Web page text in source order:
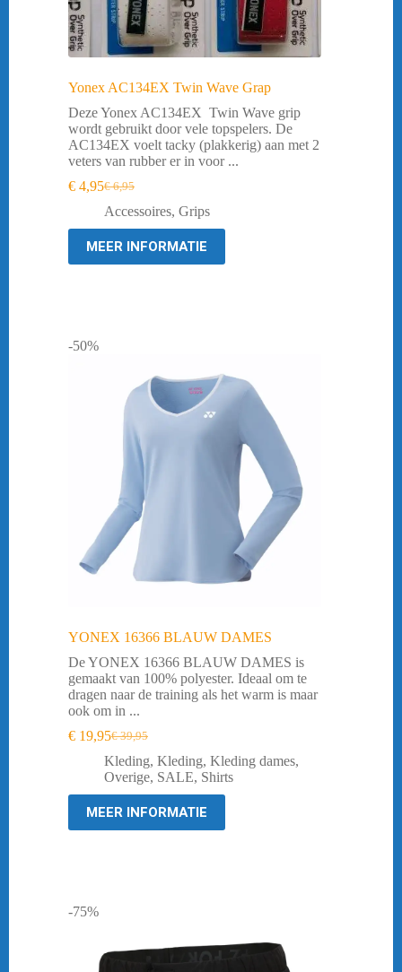
Yonex AC134EX Twin Wave Grap
Deze Yonex AC134EX Twin Wave grip
wordt gebruikt door vele topspelers. De
AC134EX voelt tacky (plakkerig) aan met 2
veters van rubber er in voor ...
€6,95
Oorspronkelijke
prijs
was:
€ 6,95.
€ 4,95Huidige
prijs
is:
€ 4,95.
Accessoires, Grips
MEER INFORMATIE
-50%
YONEX 16366 BLAUW DAMES
De YONEX 16366 BLAUW DAMES is
gemaakt van 100% polyester. Ideaal om te
dragen naar de training als het warm is maar
ook om in ...
€39,95
Oorspronkelijke
prijs
was:
€ 39,95.
€ 19,95Huidige
prijs
is:
€ 19,95.
Kleding, Kleding, Kleding dames,
Overige, SALE, Shirts
MEER INFORMATIE
-75%